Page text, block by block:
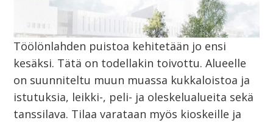
Töölönlahden puistoa kehitetään jo ensi
kesäksi. Tätä on todellakin toivottu. Alueelle
on suunniteltu muun muassa kukkaloistoa ja
istutuksia, leikki-, peli- ja oleskelualueita sekä
tanssilava. Tilaa varataan myös kioskeille ja